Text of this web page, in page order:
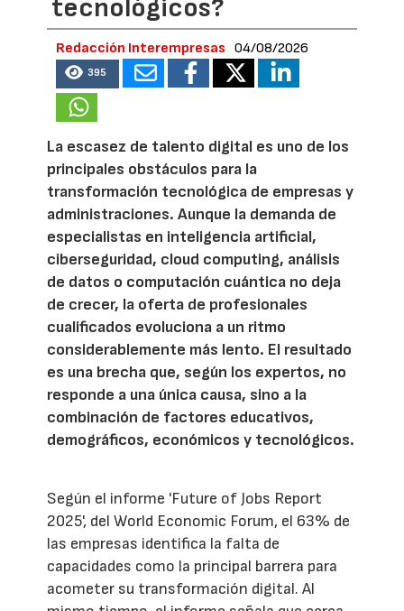
tecnológicos?
Redacción Interempresas 04/08/2026
395
La escasez de talento digital es uno de los
principales obstáculos para la
transformación tecnológica de empresas y
administraciones. Aunque la demanda de
especialistas en inteligencia artificial,
ciberseguridad, cloud computing, análisis
de datos o computación cuántica no deja
de crecer, la oferta de profesionales
cualificados evoluciona a un ritmo
considerablemente más lento. El resultado
es una brecha que, según los expertos, no
responde a una única causa, sino a la
combinación de factores educativos,
demográficos, económicos y tecnológicos.
Según el informe 'Future of Jobs Report
2025', del World Economic Forum, el 63% de
las empresas identifica la falta de
capacidades como la principal barrera para
acometer su transformación digital. Al